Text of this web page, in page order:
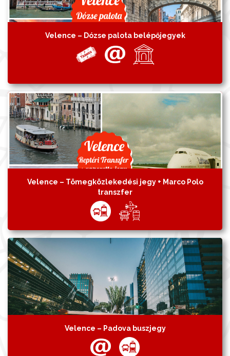
Velence – Dózse palota belépőjegyek
Velence – Tömegközlekedési jegy + Marco Polo
transzfer
Velence – Padova buszjegy